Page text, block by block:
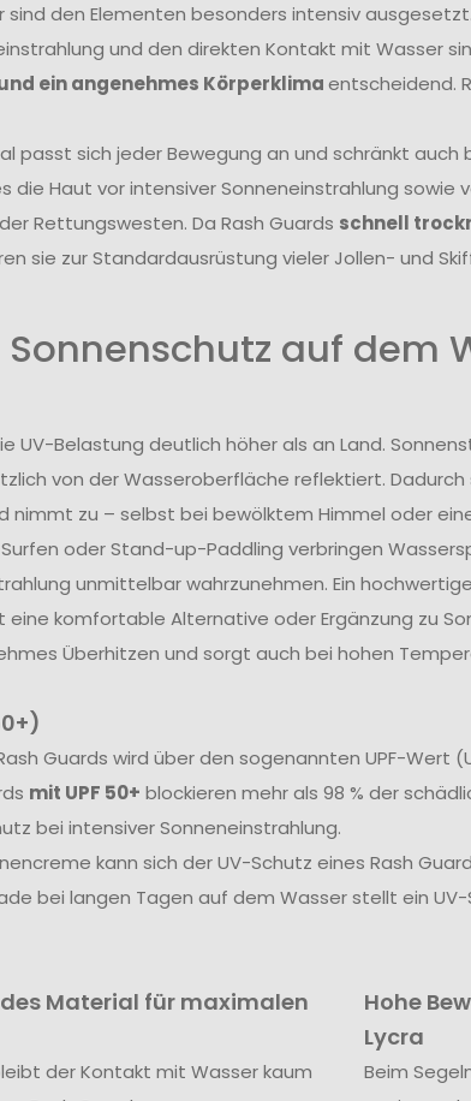
sind den Elementen besonders intensiv
und den direkten Kontakt mit Wasser
ein angenehmes Körperklimaentscheidend.
passt sich jeder Bewegung an und schränkt auch
die Haut vor intensiver Sonneneinstrahlung sowie
Rettungswesten. Da Rash Guards schnell
sie zur Standardausrüstung vieler Jollen- und
auf dem
UV-Belastung deutlich höher als an Land.
von der Wasseroberfläche reflektiert.
nimmt zu – selbst bei bewölktem Himmel oder
oder Stand-up-Paddling verbringen
unmittelbar wahrzunehmen. Ein
komfortable Alternative oder Ergänzung zu
Überhitzen und sorgt auch bei hohen
Guards wird über den sogenannten UPF-
mit UPF 50+ blockieren mehr als 98 % der
bei intensiver Sonneneinstrahlung.
kann sich der UV-Schutz eines Rash
bei langen Tagen auf dem Wasser stellt ein
Material für maximalen
der Kontakt mit Wasser kaum
Hohe
Lycra
Beim